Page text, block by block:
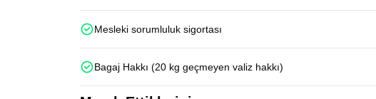
Mesleki sorumluluk sigortası
Bagaj Hakkı (20 kg geçmeyen valiz hakkı)